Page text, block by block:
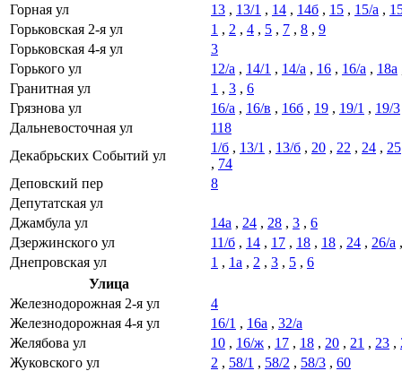
Горная ул
13 , 13/1 , 14 , 14б , 15 , 15/а ,
Горьковская 2-я ул
1 , 2 , 4 , 5 , 7 , 8 , 9
Горьковская 4-я ул
3
Горького ул
12/а , 14/1 , 14/а , 16 , 16/а , 18а
Гранитная ул
1 , 3 , 6
Грязнова ул
16/а , 16/в , 16б , 19 , 19/1 , 19/3
Дальневосточная ул
118
Декабрьских Событий ул
1/б , 13/1 , 13/б , 20 , 22 , 24 , 25
, 74
Деповский пер
8
Депутатская ул
Джамбула ул
14а , 24 , 28 , 3 , 6
Дзержинского ул
11/б , 14 , 17 , 18 , 18 , 24 , 26/а
Днепровская ул
1 , 1а , 2 , 3 , 5 , 6
Улица
Железнодорожная 2-я ул
4
Железнодорожная 4-я ул
16/1 , 16а , 32/а
Желябова ул
10 , 16/ж , 17 , 18 , 20 , 21 , 23 ,
Жуковского ул
2 , 58/1 , 58/2 , 58/3 , 60